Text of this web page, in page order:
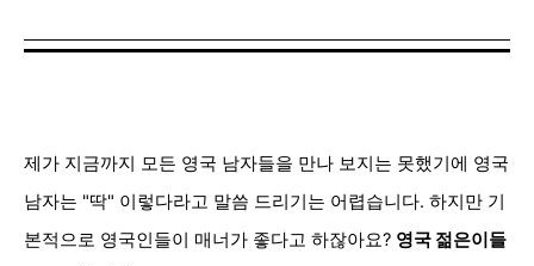
제가 지금까지 모든 영국 남자들을 만나 보지는 못했기에 영국
남자는 "딱" 이렇다라고 말씀 드리기는 어렵습니다. 하지만 기
본적으로 영국인들이 매너가 좋다고 하잖아요? 영국 젊은이들